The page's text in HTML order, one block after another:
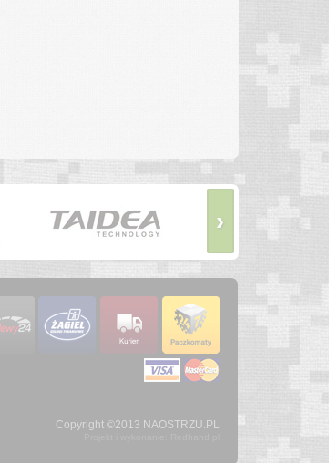
›
Copyright ©2013 NAOSTRZU.PL